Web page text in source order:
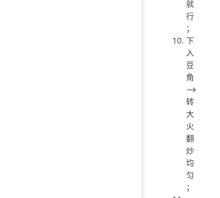
就
行
；
下
入
豆
角
——>
转
大
火
翻
炒
均
匀
；